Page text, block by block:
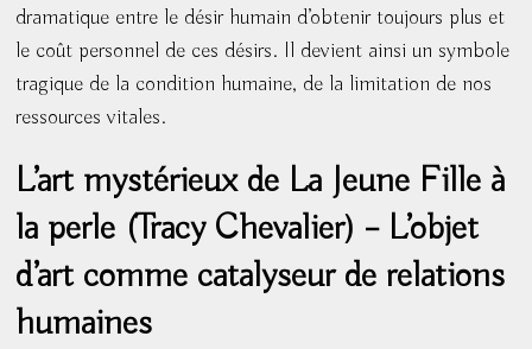
dramatique entre le désir humain d’obtenir toujours plus et
le coût personnel de ces désirs. Il devient ainsi un symbole
tragique de la condition humaine, de la limitation de nos
ressources vitales.
L’art mystérieux de La Jeune Fille à
la perle (Tracy Chevalier) – L’objet
d’art comme catalyseur de relations
humaines